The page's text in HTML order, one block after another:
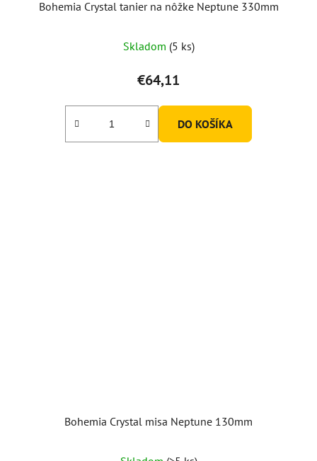
Bohemia Crystal tanier na nôžke Neptune 330mm
Skladom (5 ks)
€64,11
DO KOŠÍKA
Bohemia Crystal misa Neptune 130mm